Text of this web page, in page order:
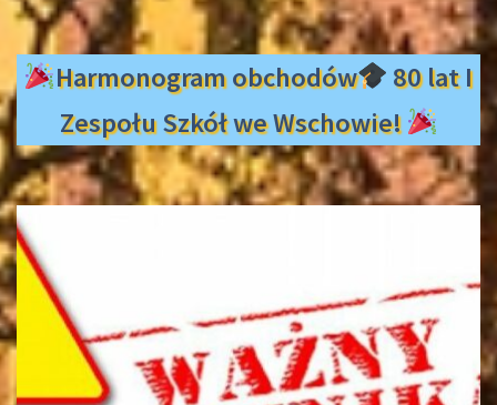
Harmonogram obchodów
80 lat I
Zespołu Szkół we Wschowie!